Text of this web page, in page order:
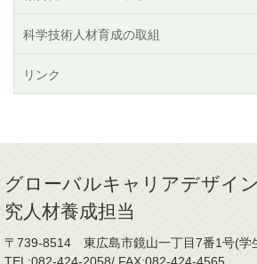
科学技術人材育成の取組
リンク
グローバルキャリアデザイ
究人材養成担当
〒739-8514 東広島市鏡山一丁目7番1号(学
TEL:082-424-2058/ FAX:082-424-4565